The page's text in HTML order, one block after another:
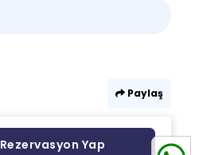
Paylaş
Rezervasyon Yap